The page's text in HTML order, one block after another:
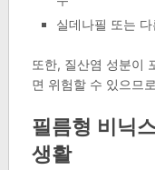
실데나필 또는
또한, 질산염 성분이
면 위험할 수 있으므
필름형 비닉
생활